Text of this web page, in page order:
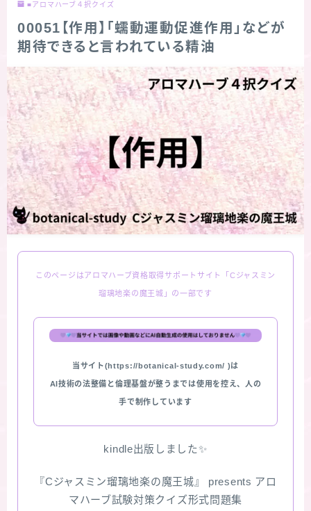
秘密部屋
公式ウェブサイト『Botanical Study』
Cジャスミン瑠璃地楽の主な活動先リンク集
プロフィール
アロマハーブアンケート
おすすめ商品＆レビュー
★スペシャルアロマハーブ４択クイズ (kindle出
お問い合わせ
サイトマップ
■アロマハーブ４択クイズ
00051【作用】「蠕動運動促進作用」などが
期待できると言われている精油
このページはアロマハーブ資格取得サポートサイト「Cジャスミン
瑠璃地楽の魔王城」の一部です
当サイト(https://botanical-study.com/ )は
AI技術の法整備と倫理基盤が整うまでは使用を控え、人の
手で制作しています
kindle出版しました✨
『Cジャスミン瑠璃地楽の魔王城』 presents アロ
マハーブ試験対策クイズ形式問題集